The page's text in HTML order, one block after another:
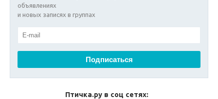
объявлениях
и новых записях в группах
Птичка.ру в соц сетях: